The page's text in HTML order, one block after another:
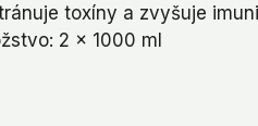
toxíny a zvyšuje
2 x 1000 ml